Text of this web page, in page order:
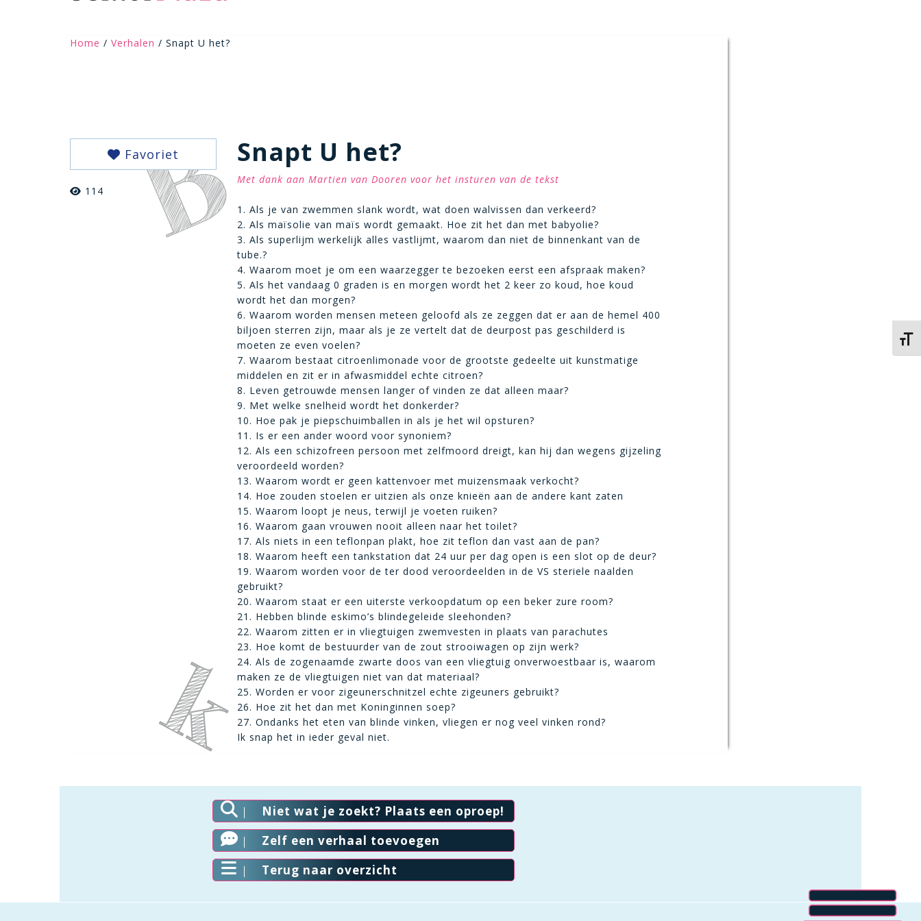
Home / Verhalen / Snapt U het?
Favoriet
114
Snapt U het?
Met dank aan Martien van Dooren voor het insturen van de tekst
1. Als je van zwemmen slank wordt, wat doen walvissen dan verkeerd?
2. Als maïsolie van maïs wordt gemaakt. Hoe zit het dan met babyolie?
3. Als superlijm werkelijk alles vastlijmt, waarom dan niet de binnenkant van de
tube.?
4. Waarom moet je om een waarzegger te bezoeken eerst een afspraak maken?
5. Als het vandaag 0 graden is en morgen wordt het 2 keer zo koud, hoe koud
wordt het dan morgen?
6. Waarom worden mensen meteen geloofd als ze zeggen dat er aan de hemel 400
biljoen sterren zijn, maar als je ze vertelt dat de deurpost pas geschilderd is
moeten ze even voelen?
7. Waarom bestaat citroenlimonade voor de grootste gedeelte uit kunstmatige
middelen en zit er in afwasmiddel echte citroen?
8. Leven getrouwde mensen langer of vinden ze dat alleen maar?
9. Met welke snelheid wordt het donkerder?
10. Hoe pak je piepschuimballen in als je het wil opsturen?
11. Is er een ander woord voor synoniem?
12. Als een schizofreen persoon met zelfmoord dreigt, kan hij dan wegens gijzeling
veroordeeld worden?
13. Waarom wordt er geen kattenvoer met muizensmaak verkocht?
14. Hoe zouden stoelen er uitzien als onze knieën aan de andere kant zaten
15. Waarom loopt je neus, terwijl je voeten ruiken?
16. Waarom gaan vrouwen nooit alleen naar het toilet?
17. Als niets in een teflonpan plakt, hoe zit teflon dan vast aan de pan?
18. Waarom heeft een tankstation dat 24 uur per dag open is een slot op de deur?
19. Waarom worden voor de ter dood veroordeelden in de VS steriele naalden
gebruikt?
20. Waarom staat er een uiterste verkoopdatum op een beker zure room?
21. Hebben blinde eskimo’s blindegeleide sleehonden?
22. Waarom zitten er in vliegtuigen zwemvesten in plaats van parachutes
23. Hoe komt de bestuurder van de zout strooiwagen op zijn werk?
24. Als de zogenaamde zwarte doos van een vliegtuig onverwoestbaar is, waarom
maken ze de vliegtuigen niet van dat materiaal?
25. Worden er voor zigeunerschnitzel echte zigeuners gebruikt?
26. Hoe zit het dan met Koninginnen soep?
27. Ondanks het eten van blinde vinken, vliegen er nog veel vinken rond?
Ik snap het in ieder geval niet.
Niet wat je zoekt? Plaats een oproep!
Zelf een verhaal toevoegen
Terug naar overzicht